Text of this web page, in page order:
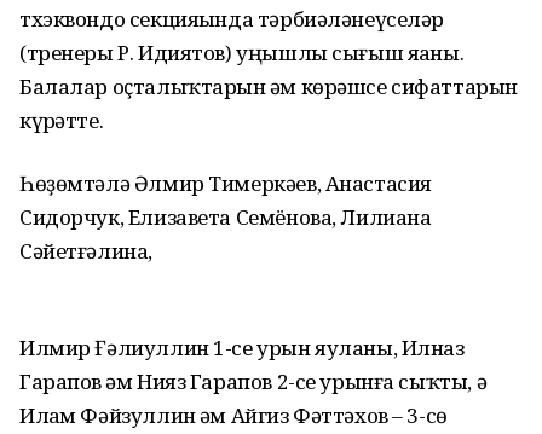
тхэквондо секцияһында тәрбиәләнеүселәр
(тренеры Р. Идиятов) уңышлы сығыш яһаны.
Балалар оҫталыҡтарын һәм көрәшсе сифаттарын
күрһәтте.
Һөҙөмтәлә Әлмир Тимеркәев, Анастасия
Сидорчук, Елизавета Семёнова, Лилиана
Сәйетғәлина,
Илмир Ғәлиуллин 1-се урын яуланы, Илназ
Гарапов һәм Нияз Гарапов 2-се урынға сыҡты, ә
Илһам Фәйзуллин һәм Айгиз Фәттәхов – 3-сө